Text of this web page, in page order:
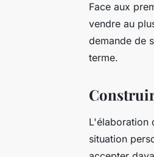
Face aux
vendre au
demande de
terme.
L'élaboration
situation